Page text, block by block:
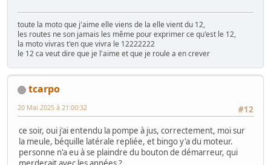
toute la moto que j'aime elle viens de la elle vient du 12,
les routes ne son jamais les même pour exprimer ce qu'est le 12,
la moto vivras t'en que vivra le 12222222
le 12 ca veut dire que je l'aime et que je roule a en crever
tcarpo
#12
20 Mai 2025 à 21:00:32
ce soir, oui j'ai entendu la pompe à jus, correctement, moi sur
la meule, béquille latérale repliée, et bingo y'a du moteur.
personne n'a eu à se plaindre du bouton de démarreur, qui